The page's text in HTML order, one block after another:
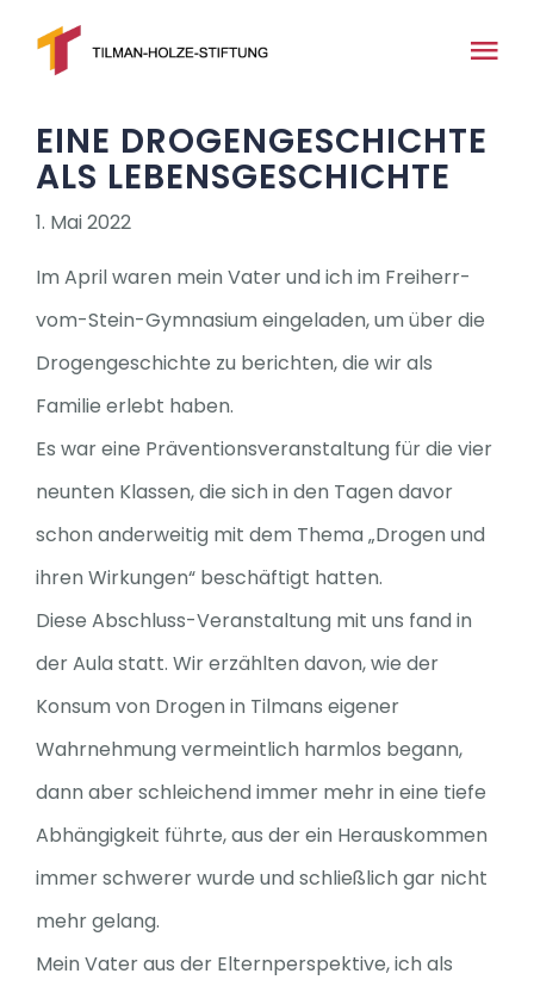
Inhalt
Home
Über uns
News
Medien
Projekte
Kontakt
Spenden
EINE DROGENGESCHICHTE
ALS LEBENSGESCHICHTE
1. Mai 2022
Im April waren mein Vater und ich im Freiherr-
vom-Stein-Gymnasium eingeladen, um über die
Drogengeschichte zu berichten, die wir als
Familie erlebt haben.
Es war eine Präventionsveranstaltung für die vier
neunten Klassen, die sich in den Tagen davor
schon anderweitig mit dem Thema „Drogen und
ihren Wirkungen“ beschäftigt hatten.
Diese Abschluss-Veranstaltung mit uns fand in
der Aula statt. Wir erzählten davon, wie der
Konsum von Drogen in Tilmans eigener
Wahrnehmung vermeintlich harmlos begann,
dann aber schleichend immer mehr in eine tiefe
Abhängigkeit führte, aus der ein Herauskommen
immer schwerer wurde und schließlich gar nicht
mehr gelang.
Mein Vater aus der Elternperspektive, ich als